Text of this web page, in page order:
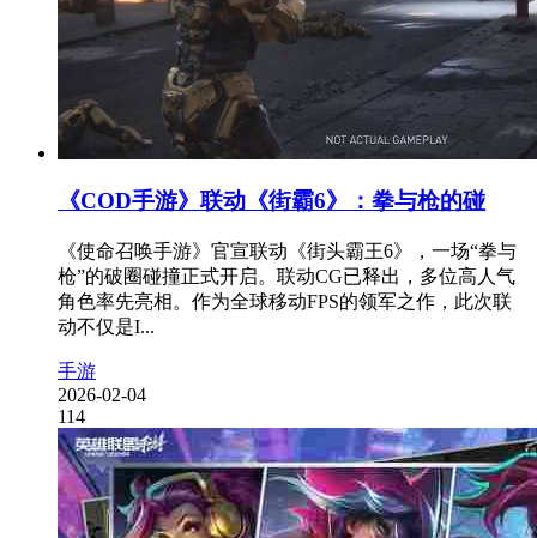
《COD手游》联动《街霸6》：拳与枪的碰
《使命召唤手游》官宣联动《街头霸王6》，一场“拳与
枪”的破圈碰撞正式开启。联动CG已释出，多位高人气
角色率先亮相。作为全球移动FPS的领军之作，此次联
动不仅是I...
手游
2026-02-04
114